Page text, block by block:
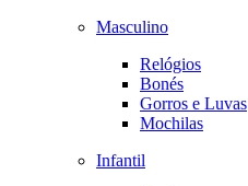
Masculino
Relógios
Bonés
Gorros e Luvas
Mochilas
Infantil